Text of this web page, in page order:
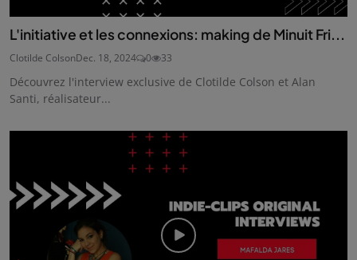
L'initiative et les connexions: making de Minuit Fri...
Clotilde ColsonDec. 18, 2024 0 33
Découvrez l'interview exclusive de Clotilde Colson et Alan
Santi, réalisateur...